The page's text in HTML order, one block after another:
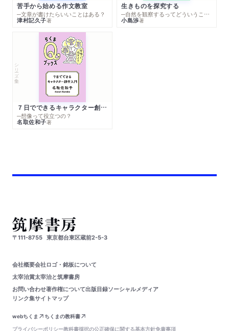
苦手から始める作文教室
─文章が書けたらいいことはある？
津村記久子著
生きものを探究する
─自然を観察するってどういうこと？
小島渉著
シリーズ・全集
７日でできるキャラクター創作入門
─想像って役立つの？
名取佐和子著
〒111-8755 東京都台東区蔵前2-5-3
会社概要会社ロゴ・銘板について
太宰治賞太宰治と筑摩書房
お問い合わせ著作権について出版目録ソーシャルメディア
リンク集サイトマップ
webちくま
ちくまの教科書
プライバシーポリシー教科書採択の公正確保に関する基本方針免責事項